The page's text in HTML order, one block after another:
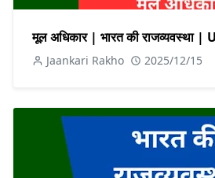
मूल अधिकार | भारत की राजव्यवस्था |
Jaankari Rakho 2025/12/15